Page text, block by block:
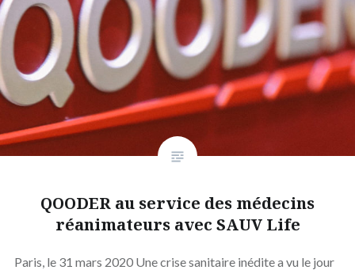
QOODER au service des médecins
réanimateurs avec SAUV Life
Paris, le 31 mars 2020 Une crise sanitaire inédite a vu le jour